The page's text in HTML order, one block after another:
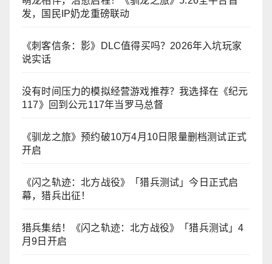
发，国民IP奶龙重磅联动
《刺客信条：影》DLC值得买吗？2026年入坑玩家
说实话
没有时间压力的模拟经营游戏推荐？我选择在《纪元
117》回到公元117年当罗马总督
《驯龙之旅》预约破10万4月10日限量删档测试正式
开启
《闪之轨迹：北方战役》「猎兵测试」今日正式启
幕，猎兵出征！
猎兵集结！《闪之轨迹：北方战役》「猎兵测试」4
月9日开启